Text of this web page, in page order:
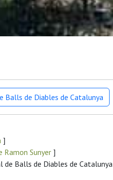
Balls de Diables de Catalunya
]
Sunyer ]
de Balls de Diables de Catalunya